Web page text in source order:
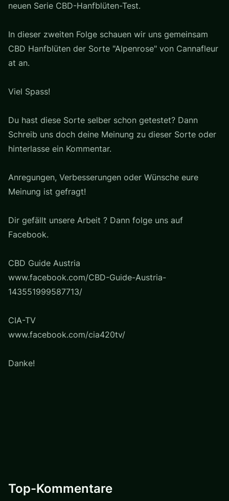
neuen Serie CBD-Hanfblüten-Test.
In dieser zweiten Folge schauen wir uns gemeinsam
CBD Hanfblüten der Sorte "Alpenrose" von Cannafleur
at an.
Viel Spass!
Du hast diese Sorte selber schon getestet? Dann
Schreib uns doch deine Meinung zu dieser Sorte oder
hinterlasse ein Kommentar.
Anregungen, Verbesserungen oder Wünsche eure
Meinung ist gefragt!
Dir gefällt unsere Arbeit ? Dann folge uns auf
Facebook.
CBD Guide Austria
www.facebook.com/CBD-Guide-Austria-
143551999587713/
CIA-TV
www.facebook.com/cia420tv/
Danke!
Top-Kommentare